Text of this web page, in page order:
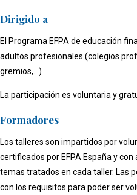
Dirigido a
El Programa EFPA de educación
adultos profesionales (colegios
gremios,...)
La participación es voluntaria y
Formadores
Los talleres son impartidos por
certificados por EFPA España y
temas tratados en cada taller. Las
con los requisitos para poder ser